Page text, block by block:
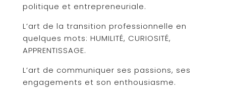
politique et entrepreneuriale.
L’art de la transition professionnelle en
quelques mots: HUMILITÉ, CURIOSITÉ,
APPRENTISSAGE.
L’art de communiquer ses passions, ses
engagements et son enthousiasme.